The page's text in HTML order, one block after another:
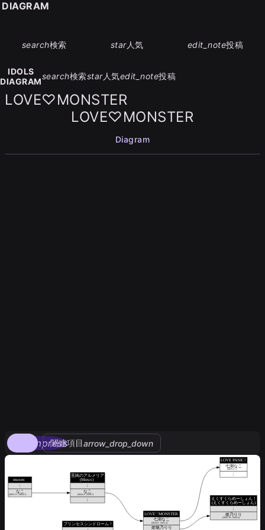
search検索 star人気 edit_note投稿
IDOLS
DIAGRAM
search検索star人気edit_note投稿
LOVE♡MONSTER
LOVE♡MONSTER
Diagram
compress
関連項目arrow_drop_down